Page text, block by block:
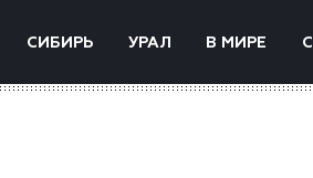
СИБИРЬ УРАЛ В МИРЕ